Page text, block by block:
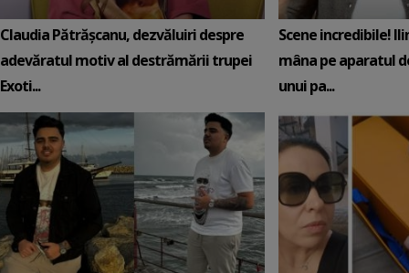
Claudia Pătrășcanu, dezvăluiri despre
adevăratul motiv al destrămării trupei
Exoti...
Scene incredibile!
mâna pe aparatul
unui pa...